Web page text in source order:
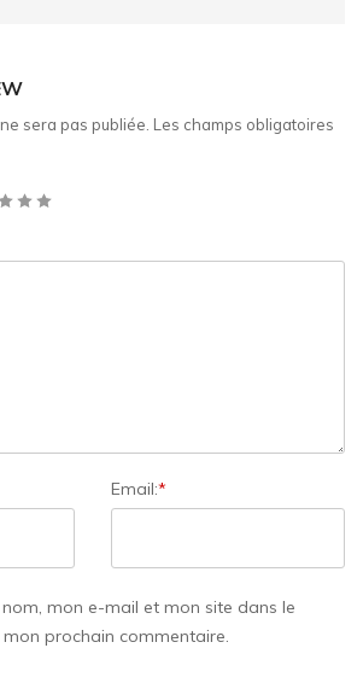
sera pas publiée. Les champs obligatoires
Email:*
mon e-mail et mon site dans le
prochain commentaire.